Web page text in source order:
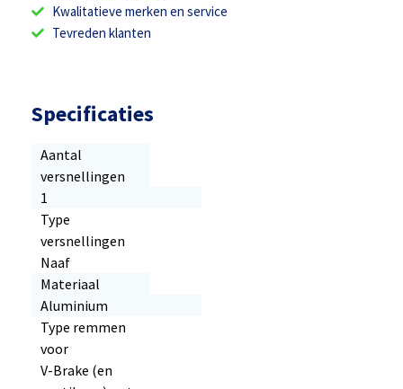
Kwalitatieve merken en service
Tevreden klanten
Specificaties
Aantal
versnellingen
1
Type
versnellingen
Naaf
Materiaal
Aluminium
Type remmen
voor
V-Brake (en